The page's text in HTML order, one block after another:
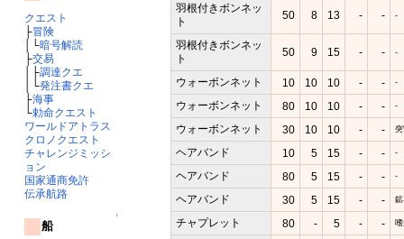
クエスト
├冒険
│└暗号解読
├交易
│├調達クエ
│└発注書クエ
├海事
└勅命クエスト
ワールドアトラス
クロノクエスト
チャレンジミッシ
ョン
国家通商免許
伝承航路
↑
船
羽根付きボンネッ
ト
50 8 13 - - -
羽根付きボンネッ
ト
50 9 15 - - -
ウォーボンネット 10 10 10 - - -
ウォーボンネット 80 10 10 - - -
ウォーボンネット 30 10 10 - -
ヘアバンド 10 5 15 - - -
ヘアバンド 80 5 15 - - -
ヘアバンド 30 5 15 - -
チャプレット 80 - 5 - -